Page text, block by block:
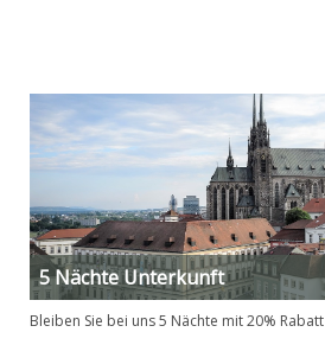
5 Nächte Unterkunft
Bleiben Sie bei uns 5 Nächte mit 20% Rabatt